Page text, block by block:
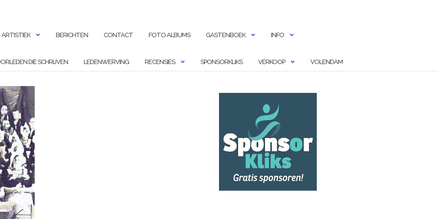
ARTISTIEK BERICHTEN CONTACT FOTO ALBUMS GASTENBOEK INFO
DIE SCHRIJVEN LEDENWERVING RECENSIES SPONSORKLIKS VERKOOP VOLENDAM